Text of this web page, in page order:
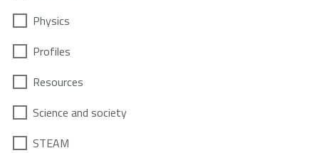
Physics
Profiles
Resources
Science and society
STEAM